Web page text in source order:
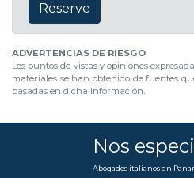
Reserve
ADVERTENCIAS DE RIESGO
Los puntos de vistas y opiniones
materiales se han obtenido de fuentes
basadas en dicha información.
Nos
Abogados italianos en